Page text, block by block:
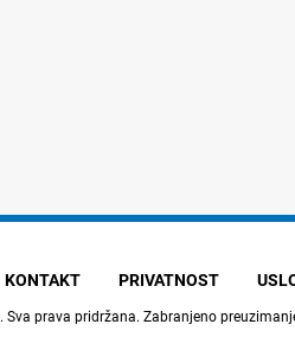
KONTAKT PRIVATNOST
. Sva prava pridržana. Zabranjeno